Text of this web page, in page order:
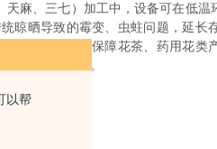
以帮
、三七）加工中，设备可在低温
晒导致的霉变、虫蛀问题，延长
香气流失，保障花茶、药用花类
工的严苛标准。